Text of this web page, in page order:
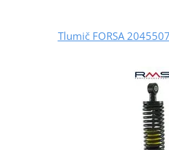
Tlumič FORSA